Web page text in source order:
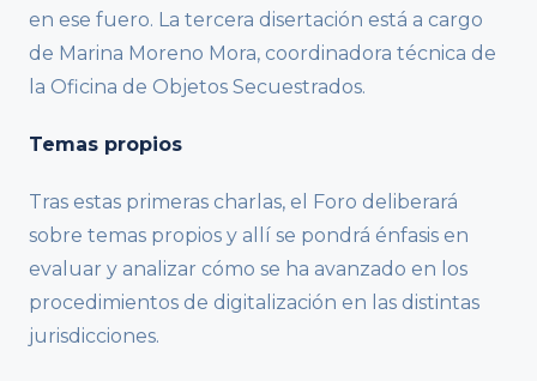
en ese fuero. La tercera disertación está a cargo
de Marina Moreno Mora, coordinadora técnica de
la Oficina de Objetos Secuestrados.
Temas propios
Tras estas primeras charlas, el Foro deliberará
sobre temas propios y allí se pondrá énfasis en
evaluar y analizar cómo se ha avanzado en los
procedimientos de digitalización en las distintas
jurisdicciones.